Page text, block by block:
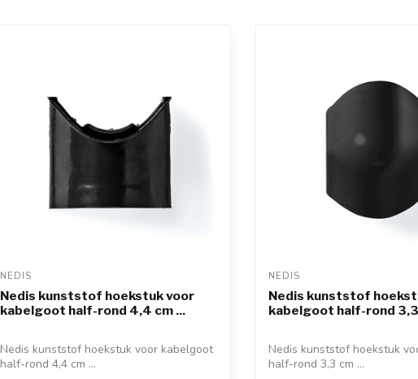
NEDIS
Nedis kunststof hoekstuk voor
kabelgoot half-rond 4,4 cm ...
Nedis kunststof hoekstuk voor kabelgoot
half-rond 4,4 cm ...
NEDIS
Nedis kunststof
kabelgoot half-rond 3,3
Nedis kunststof hoekstuk
half-rond 3,3 cm ...